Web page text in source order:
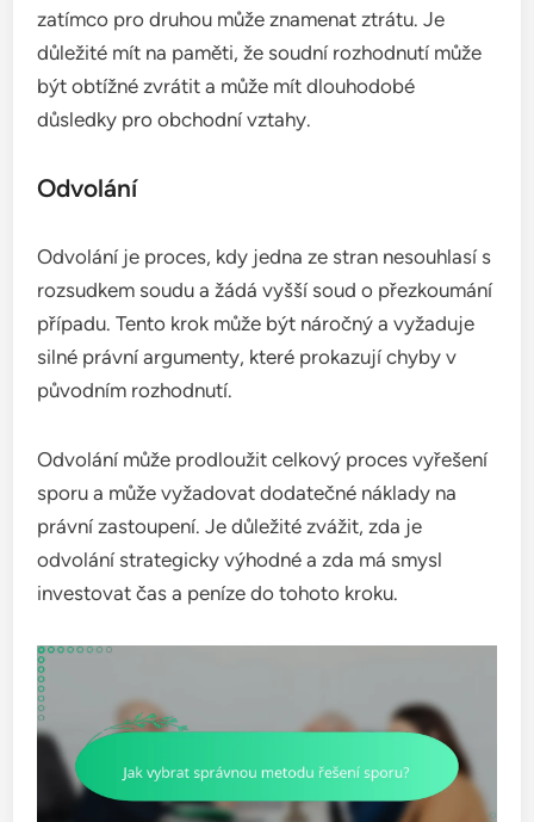
zatímco pro druhou může znamenat ztrátu. Je
důležité mít na paměti, že soudní rozhodnutí může
být obtížné zvrátit a může mít dlouhodobé
důsledky pro obchodní vztahy.
Odvolání
Odvolání je proces, kdy jedna ze stran nesouhlasí s
rozsudkem soudu a žádá vyšší soud o přezkoumání
případu. Tento krok může být náročný a vyžaduje
silné právní argumenty, které prokazují chyby v
původním rozhodnutí.
Odvolání může prodloužit celkový proces vyřešení
sporu a může vyžadovat dodatečné náklady na
právní zastoupení. Je důležité zvážit, zda je
odvolání strategicky výhodné a zda má smysl
investovat čas a peníze do tohoto kroku.